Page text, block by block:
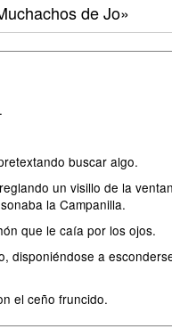
de Jo»
buscar algo.
un visillo de la
la Campanilla.
que le caía por los ojos.
a
el ceño fruncido.